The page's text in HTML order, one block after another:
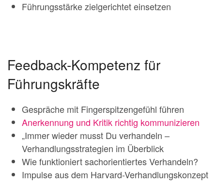
Führungsstärke zielgerichtet einsetzen
Feedback-Kompetenz für
Führungskräfte
Gespräche mit Fingerspitzengefühl führen
Anerkennung und Kritik richtig kommunizieren
„Immer wieder musst Du verhandeln –
Verhandlungsstrategien im Überblick
Wie funktioniert sachorientiertes Verhandeln?
Impulse aus dem Harvard-Verhandlungskonzept